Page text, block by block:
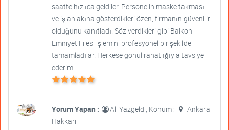
saatte hızlıca geldiler. Personelin maske takması
ve iş ahlakına gösterdikleri özen, firmanın güvenilir
olduğunu kanıtladı. Söz verdikleri gibi Balkon
Emniyet Filesi işlemini profesyonel bir şekilde
tamamladılar. Herkese gönül rahatlığıyla tavsiye
ederim.
Yorum Yapan : Ali Yazgeldi, Konum :
Ankara
Hakkari